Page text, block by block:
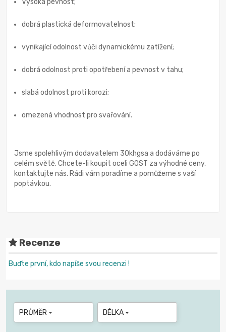
Vysoká pevnost;
dobrá plastická deformovatelnost;
vynikající odolnost vůči dynamickému zatížení;
dobrá odolnost proti opotřebení a pevnost v tahu;
slabá odolnost proti korozi;
omezená vhodnost pro svařování.
Jsme spolehlivým dodavatelem 30khgsa a dodáváme po
celém světě. Chcete-li koupit oceli GOST za výhodné ceny,
kontaktujte nás. Rádi vám poradíme a pomůžeme s vaší
poptávkou.
Recenze
Buďte první, kdo napíše svou recenzi !
PRŮMĚR  DÉLKA 